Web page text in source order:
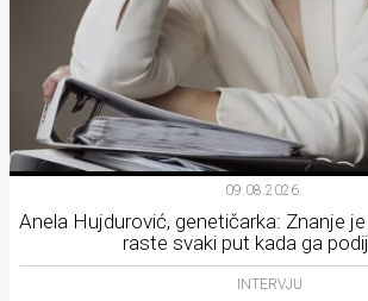
09.08.2026.
Anela Hujdurović, genetičarka: Znanje
raste svaki put kada ga
INTERVJU